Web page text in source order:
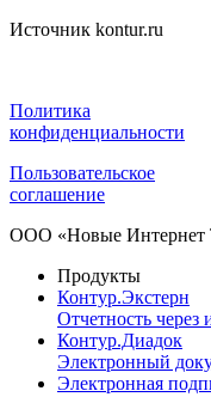
Источник kontur.ru
Политика
конфиденциальности
Пользовательское
соглашение
ООО «Новые Интернет
Продукты
Контур.Экстерн
Отчетность через
Контур.Диадок
Электронный
Электронная